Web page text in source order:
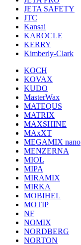
JETA SAFETY
JTC
Kansai
KAROCLE
KERRY
Kimberly-Clark
KOCH
KOVAX
KUDO
MasterWax
MATEQUS
MATRIX
MAXSHINE
MAxXT
MEGAMIX nano
MENZERNA
MIOL
MIPA
MIRAMIX
MIRKA
MOBIHEL
MOTIP
NF
NOMIX
NORDBERG
NORTON